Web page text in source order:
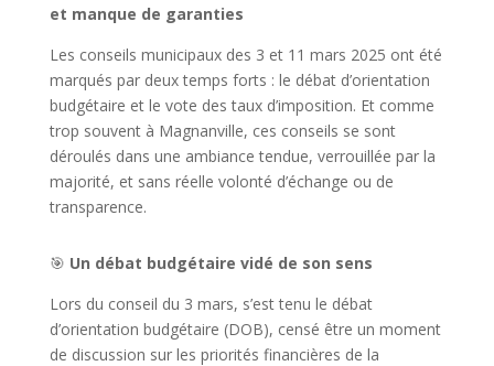
et manque de garanties
Les conseils municipaux des 3 et 11 mars 2025 ont été
marqués par deux temps forts : le débat d’orientation
budgétaire et le vote des taux d’imposition. Et comme
trop souvent à Magnanville, ces conseils se sont
déroulés dans une ambiance tendue, verrouillée par la
majorité, et sans réelle volonté d’échange ou de
transparence.
🎯 Un débat budgétaire vidé de son sens
Lors du conseil du 3 mars, s’est tenu le débat
d’orientation budgétaire (DOB), censé être un moment
de discussion sur les priorités financières de la